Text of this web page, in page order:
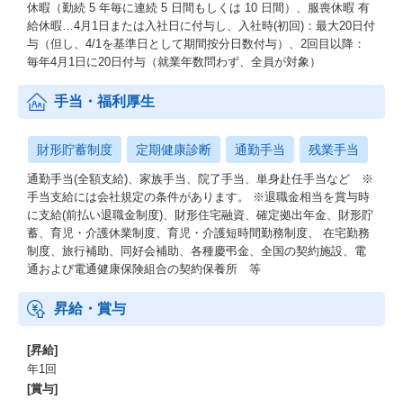
休暇（勤続 5 年毎に連続 5 日間もしくは 10 日間）、服喪休暇 有
給休暇…4月1日または入社日に付与し、入社時(初回)：最大20日付
与（但し、4/1を基準日として期間按分日数付与）、2回目以降：
毎年4月1日に20日付与（就業年数問わず、全員が対象）
手当・福利厚生
財形貯蓄制度 定期健康診断 通勤手当 残業手当
通勤手当(全額支給)、家族手当、院了手当、単身赴任手当など ※
手当支給には会社規定の条件があります。 ※退職金相当を賞与時
に支給(前払い退職金制度)、財形住宅融資、確定拠出年金、財形貯
蓄、育児・介護休業制度、育児・介護短時間勤務制度、 在宅勤務
制度、旅行補助、同好会補助、各種慶弔金、全国の契約施設、電
通および電通健康保険組合の契約保養所 等
昇給・賞与
[昇給]
年1回
[賞与]